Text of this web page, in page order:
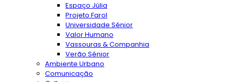
Espaço Júlia
Projeto Farol
Universidade Sénior
Valor Humano
Vassouras & Companhia
Verão Sénior
Ambiente Urbano
Comunicação